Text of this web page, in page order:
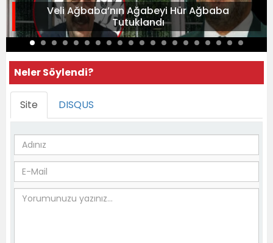
Veli Ağbaba’nın Ağabeyi Hür Ağbaba
Tutuklandı
Neler Söylendi?
Site DISQUS